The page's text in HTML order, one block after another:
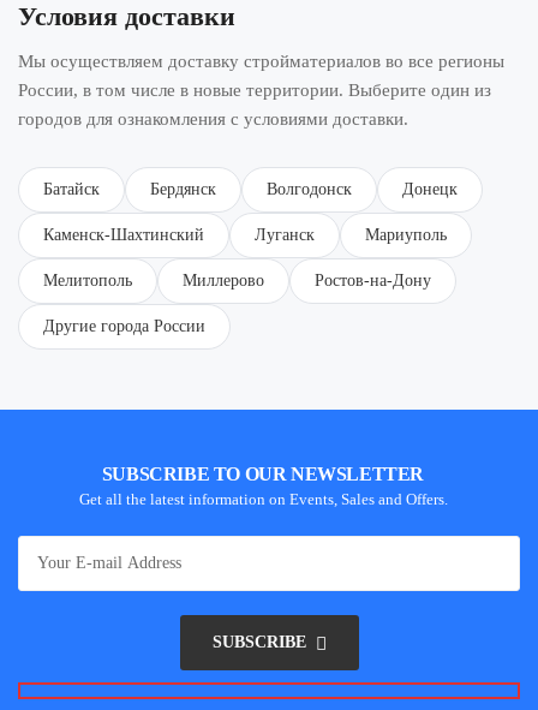
Условия доставки
Мы осуществляем доставку стройматериалов во все регионы
России, в том числе в новые территории. Выберите один из
городов для ознакомления с условиями доставки.
Батайск Бердянск Волгодонск Донецк
Каменск-Шахтинский Луганск Мариуполь
Мелитополь Миллерово Ростов-на-Дону
Другие города России
SUBSCRIBE TO OUR NEWSLETTER
Get all the latest information on Events, Sales and Offers.
SUBSCRIBE